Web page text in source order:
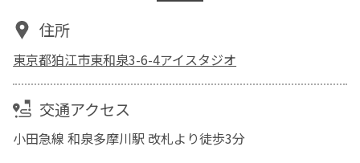
住所
東京都狛江市東和泉3-6-4アイスタジオ
交通アクセス
小田急線 和泉多摩川駅 改札より徒歩3分